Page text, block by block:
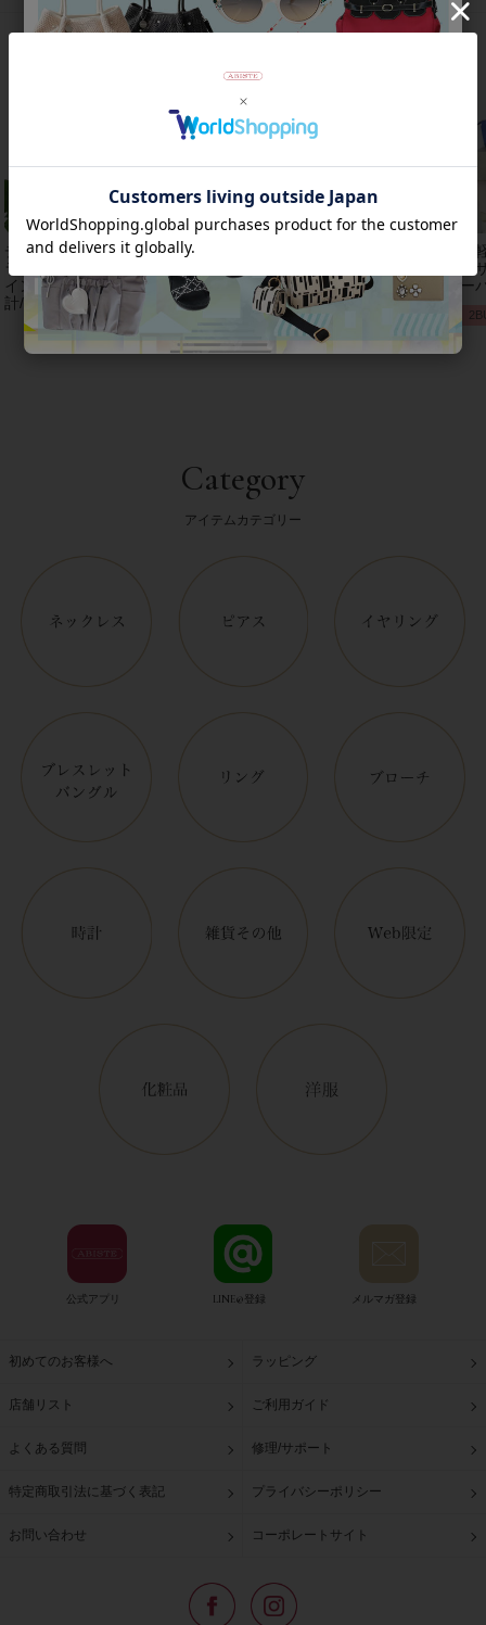
チェコクリスタルガ
ラス立体リボンデザ
インベルト時
計/9240001
【アンジェラカプッ
りイヤリン
グ/3021010-
ジルコニアフラワー
ネックレス/1021016
【
レ
ー
Category
アイテムカテゴリー
公式アプリ LINE@登録 メルマガ登録
初めてのお客様へ ラッピング
店舗リスト ご利用ガイド
よくある質問 修理/サポート
特定商取引法に基づく表記 プライバシーポリシー
お問い合わせ コーポレートサイト